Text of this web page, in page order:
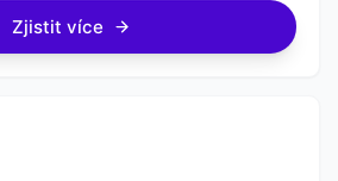
Zjistit více